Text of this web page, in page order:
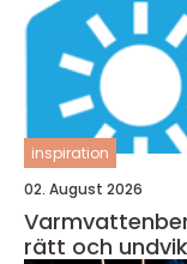
inspiration
02. August 2026
rätt och